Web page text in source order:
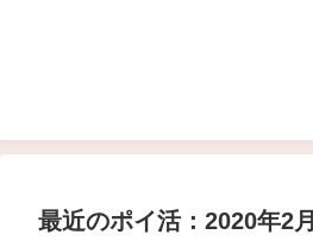
最近のポイ活：2020年2月